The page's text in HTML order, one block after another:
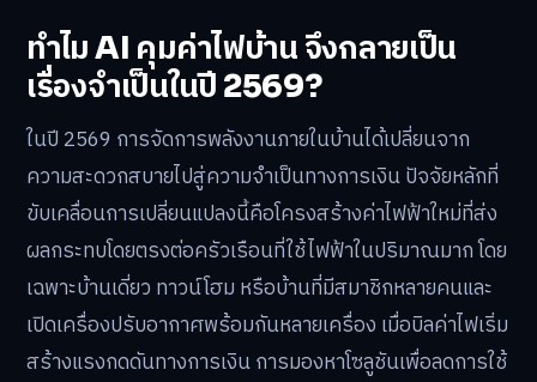
ทำไม AI คุมค่าไฟบ้าน จึงกลายเป็น
เรื่องจำเป็นในปี 2569?
ในปี 2569 การจัดการพลังงานภายในบ้านได้เปลี่ยนจาก
ความสะดวกสบายไปสู่ความจำเป็นทางการเงิน ปัจจัยหลักที่
ขับเคลื่อนการเปลี่ยนแปลงนี้คือโครงสร้างค่าไฟฟ้าใหม่ที่ส่ง
ผลกระทบโดยตรงต่อครัวเรือนที่ใช้ไฟฟ้าในปริมาณมาก โดย
เฉพาะบ้านเดี่ยว ทาวน์โฮม หรือบ้านที่มีสมาชิกหลายคนและ
เปิดเครื่องปรับอากาศพร้อมกันหลายเครื่อง เมื่อบิลค่าไฟเริ่ม
สร้างแรงกดดันทางการเงิน การมองหาโซลูชันเพื่อลดการใช้